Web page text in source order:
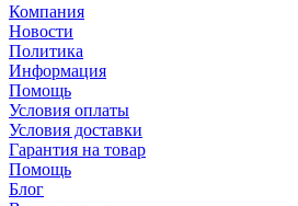
Компания
Новости
Политика
Информация
Помощь
Условия оплаты
Условия доставки
Гарантия на товар
Помощь
Блог